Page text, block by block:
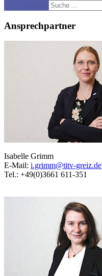
Ansprechpartner
Isabelle Grimm
E-Mail: i.grimm@titv-greiz.de
Tel.: +49(0)3661 611-351